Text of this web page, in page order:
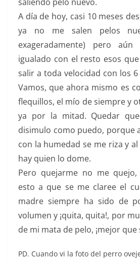
A día de hoy, casi 10 meses
ya no me salen pelos
exageradamente) pero
igualado con el resto esos
salir a toda velocidad con los
Vamos, que ahora mismo es
flequillos, el mío de siempre y
ya por la mitad. Quedar
disimulo como puedo, porque
con la humedad se me riza y
hay quien lo dome.
Pero quejarme no me
esto a que se me claree el
madre siempre ha sido de
volumen y ¡quita, quita!, por
de mi mata de pelo, ¡mejor que
PD. Cuando vi la foto del perro